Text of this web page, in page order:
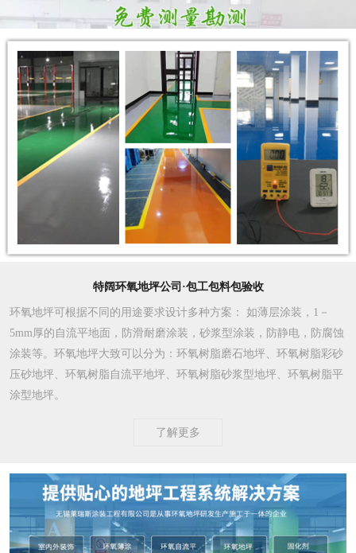
特阔环氧地坪公司·包工包料包验收
环氧地坪可根据不同的用途要求设计多种方案 ： 如薄层涂装，1－
5mm厚的自流平地面，防滑耐磨涂装，砂浆型涂装，防静电，防腐蚀
涂装等。环氧地坪大致可以分为：环氧树脂磨石地坪、环氧树脂彩砂
压砂地坪、环氧树脂自流平地坪、环氧树脂砂浆型地坪、环氧树脂平
涂型地坪。
了解更多